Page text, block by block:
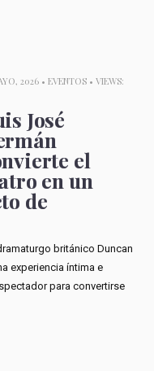
2026 • EVENTOS• VIEWS:
José
el
en un
de
británico Duncan
experiencia íntima e
para convertirse